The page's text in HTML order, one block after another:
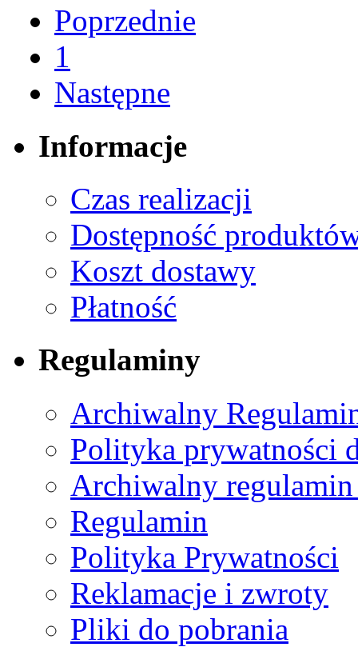
Poprzednie
1
Następne
Informacje
Czas realizacji
Dostępność
Koszt dostawy
Płatność
Regulaminy
Archiwalny
Polityka prywatności
Archiwalny
Regulamin
Polityka Prywatności
Reklamacje i zwroty
Pliki do pobrania